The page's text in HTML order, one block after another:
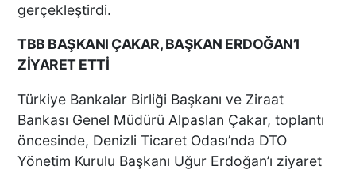
ZİYARETLERİNE DEVAM
EDİYOR
gerçekleştirdi.
TBB BAŞKANI ÇAKAR, BAŞKAN ERDOĞAN’I
ZİYARET ETTİ
Türkiye Bankalar Birliği Başkanı ve Ziraat
Bankası Genel Müdürü Alpaslan Çakar, toplantı
öncesinde, Denizli Ticaret Odası’nda DTO
Yönetim Kurulu Başkanı Uğur Erdoğan’ı ziyaret